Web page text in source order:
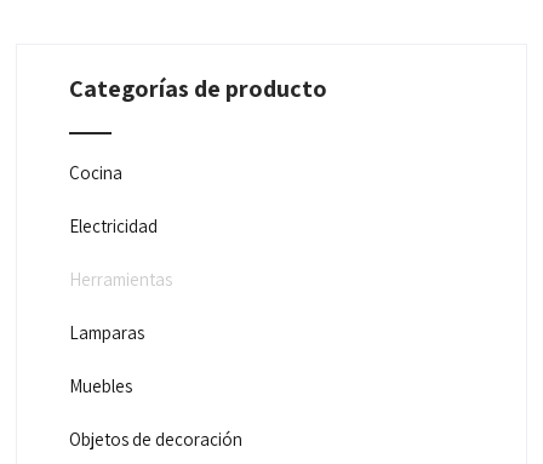
Categorías de producto
Cocina
Electricidad
Herramientas
Lamparas
Muebles
Objetos de decoración